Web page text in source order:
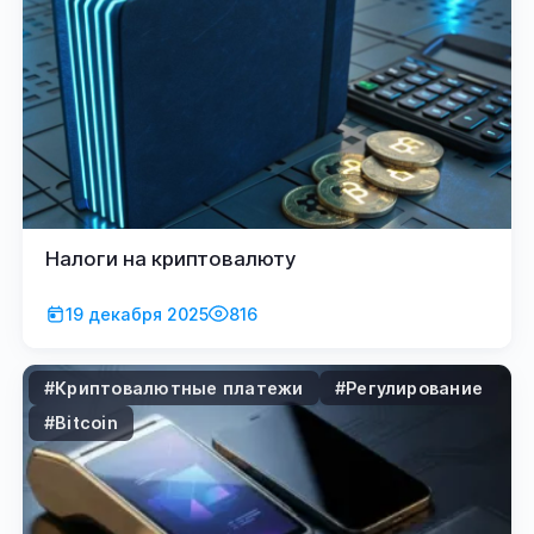
19 декабря 2025 816
Налоги на криптовалюту
#Криптовалютные платежи
#Регулирование
#Bitcoin